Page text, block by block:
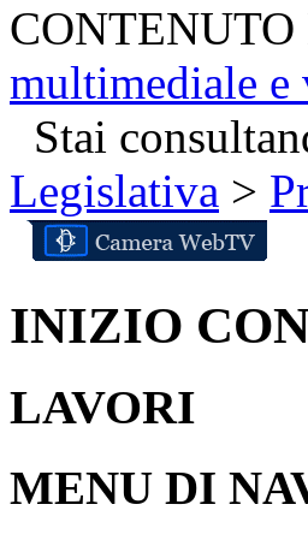
multimediale e
Stai
Legislativa >
INIZIO
LAVORI
MENU DI